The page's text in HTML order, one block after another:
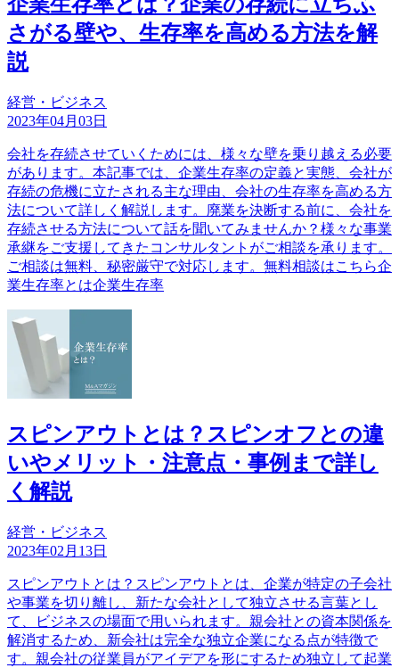
さがる壁や、生存率を高める方法を解
説
経営・ビジネス
2023年04月03日
会社を存続させていくためには、様々な壁を乗り越える必要
があります。本記事では、企業生存率の定義と実態、会社が
存続の危機に立たされる主な理由、会社の生存率を高める方
法について詳しく解説します。廃業を決断する前に、会社を
存続させる方法について話を聞いてみませんか？様々な事業
承継をご支援してきたコンサルタントがご相談を承ります。
ご相談は無料、秘密厳守で対応します。無料相談はこちら企
業生存率とは企業生存率
スピンアウトとは？スピンオフとの違
いやメリット・注意点・事例まで詳し
く解説
経営・ビジネス
2023年02月13日
スピンアウトとは？スピンアウトとは、企業が特定の子会社
や事業を切り離し、新たな会社として独立させる言葉とし
て、ビジネスの場面で用いられます。親会社との資本関係を
解消するため、新会社は完全な独立企業になる点が特徴で
す。親会社の従業員がアイデアを形にするため独立して起業